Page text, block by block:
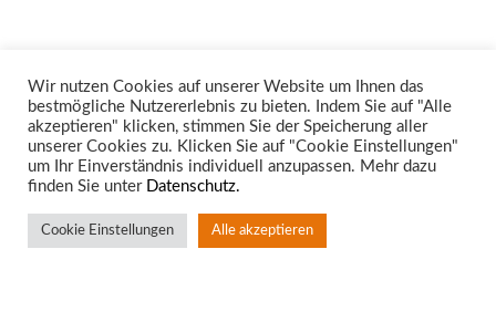
Unsere Rechtsgebiete
Wir nutzen Cookies auf unserer Website um Ihnen das
bestmögliche Nutzererlebnis zu bieten. Indem Sie auf "Alle
akzeptieren" klicken, stimmen Sie der Speicherung aller
unserer Cookies zu. Klicken Sie auf "Cookie Einstellungen"
um Ihr Einverständnis individuell anzupassen. Mehr dazu
finden Sie unter Datenschutz.
Cookie Einstellungen Alle akzeptieren